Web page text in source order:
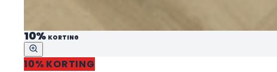
10% KORTING
10% KORTING